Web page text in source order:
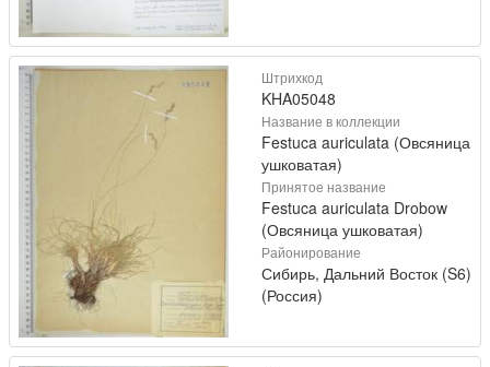
Штрихкод
KHA05048
Название в коллекции
Festuca auriculata (Овсяница
ушковатая)
Принятое название
Festuca auriculata Drobow
(Овсяница ушковатая)
Районирование
Сибирь, Дальний Восток (S6)
(Россия)